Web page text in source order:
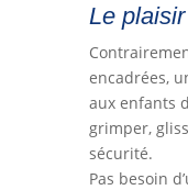
Le
encadrées,
aux enfants
grimper,
sécurité.
Pas besoin